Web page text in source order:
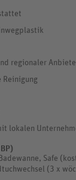
regionaler
Reinigung
lokalen
Safe
(3 x